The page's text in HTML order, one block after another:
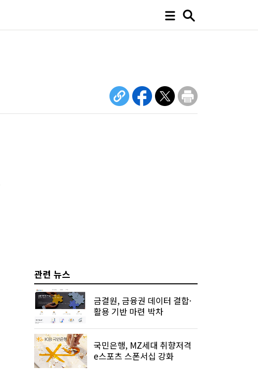
관련 뉴스
금결원, 금융권 데이터 결합·
활용 기반 마련 박차
국민은행, MZ세대 취향저격
e스포츠 스폰서십 강화